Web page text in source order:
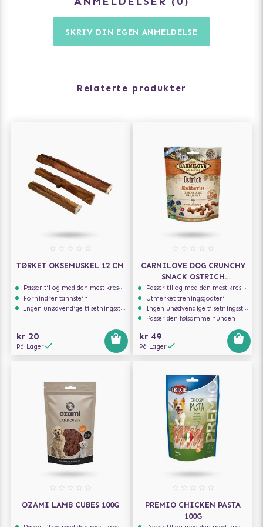
Størrelser
Vær oppmerksom på at vekt og hunderase bare er
- L: ca. 8-15 kg - Westie, Amerikansk Cocker Spaniel
SKRIV DIN EGEN ANMELDELSE
Relaterte produkter
TØRKET OKSEMUSKEL 12 CM
Passer til og med den mest kresne hunden
Forhindrer tannstein
Ingen unødvendige tilsetningsstoffer
kr 20
På Lager
CARNILOVE DOG CRUNCHY
SNACK OSTRICH
BLACKBERRIES 200G
Passer til og med den mest kresne hunden
Utmerket treningsgodteri
Ingen unødvendige tilsetningsstoffer
Passer den følsomme hunden
kr 49
På Lager
OZAMI LAMB CUBES 100G
PREMIO CHICKEN PASTA
100G